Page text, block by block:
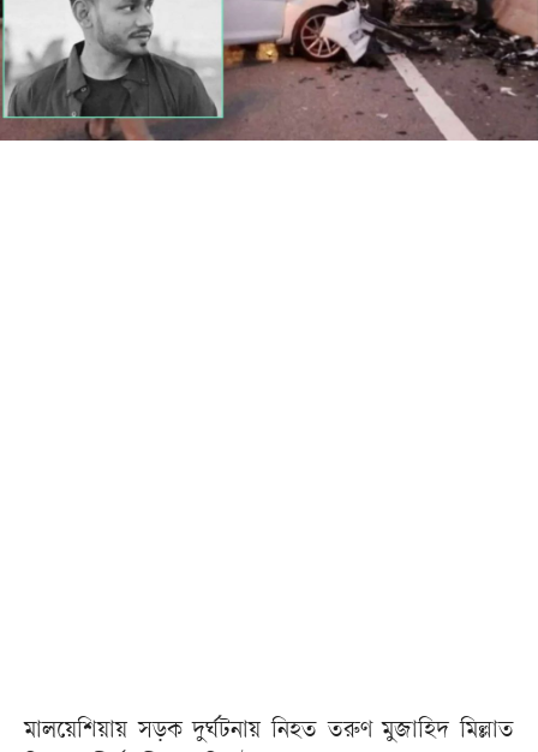
মালয়েশিয়ায় সড়ক দুর্ঘটনায় নিহত তরুণ মুজাহিদ মিল্লাত